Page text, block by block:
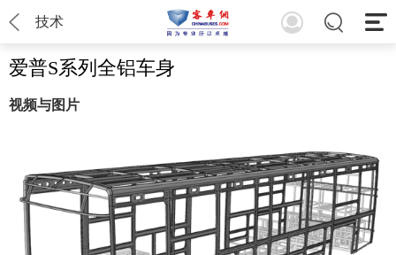
技术
爱普S系列全铝车身
视频与图片